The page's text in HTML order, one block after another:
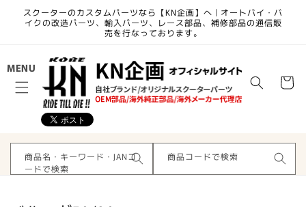
ンツに
進む
スクーターのカスタムパーツなら【KN企画】へ | オートバイ・バ
イクの改造パーツ、輸入パーツ、レース部品、補修部品の通信販
売を行なっております。
MENU
ー
商品名・キーワード・JANコ
ードで検索
商品コードで検索